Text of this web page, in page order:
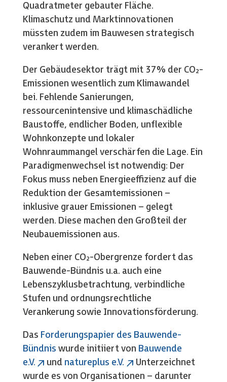
Quadratmeter gebauter Fläche.
Klimaschutz und Marktinnovationen
müssten zudem im Bauwesen strategisch
verankert werden.
Der Gebäudesektor trägt mit 37% der CO₂-
Emissionen wesentlich zum Klimawandel
bei. Fehlende Sanierungen,
ressourcenintensive und klimaschädliche
Baustoffe, endlicher Boden, unflexible
Wohnkonzepte und lokaler
Wohnraummangel verschärfen die Lage. Ein
Paradigmenwechsel ist notwendig: Der
Fokus muss neben Energieeffizienz auf die
Reduktion der Gesamtemissionen –
inklusive grauer Emissionen – gelegt
werden. Diese machen den Großteil der
Neubauemissionen aus.
Neben einer CO₂-Obergrenze fordert das
Bauwende-Bündnis u.a. auch eine
Lebenszyklusbetrachtung, verbindliche
Stufen und ordnungsrechtliche
Verankerung sowie Innovationsförderung.
Das Forderungspapier des Bauwende-
Bündnis wurde initiiert von Bauwende
e.V.
und natureplus e.V.
Unterzeichnet
wurde es von Organisationen – darunter